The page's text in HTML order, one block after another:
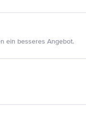
ein besseres Angebot.